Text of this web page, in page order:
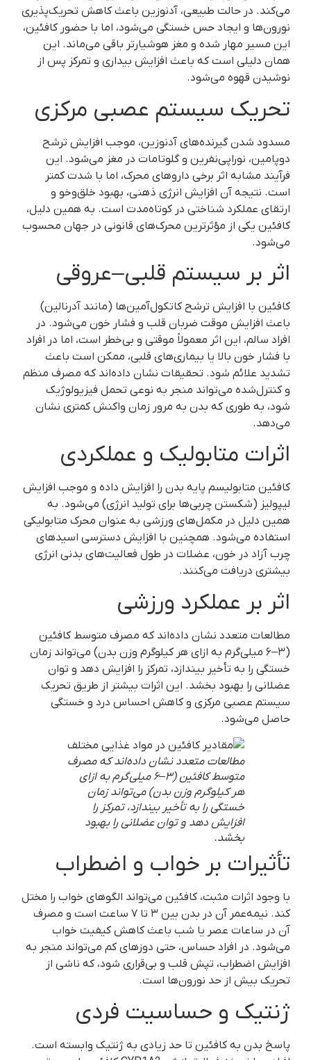
می‌کند. در حالت طبیعی، آدنوزین باعث کاهش تحریک‌پذیری
نورون‌ها و ایجاد حس خستگی می‌شود، اما با حضور کافئین،
این مسیر مهار شده و مغز هوشیارتر باقی می‌ماند. این
همان دلیلی است که باعث افزایش بیداری و تمرکز پس از
نوشیدن قهوه می‌شود.
تحریک سیستم عصبی مرکزی
مسدود شدن گیرنده‌های آدنوزین، موجب افزایش ترشح
دوپامین، نوراپی‌نفرین و گلوتامات در مغز می‌شود. این
فرآیند مشابه اثر برخی داروهای محرک، اما با شدت کمتر
است. نتیجه آن افزایش انرژی ذهنی، بهبود خلق‌و‌خو و
ارتقای عملکرد شناختی در کوتاه‌مدت است. به همین دلیل،
کافئین یکی از مؤثرترین محرک‌های قانونی در جهان محسوب
می‌شود.
اثر بر سیستم قلبی–عروقی
کافئین با افزایش ترشح کاتکول‌آمین‌ها (مانند آدرنالین)
باعث افزایش موقت ضربان قلب و فشار خون می‌شود. در
افراد سالم، این اثر معمولاً موقتی و بی‌خطر است، اما در افراد
با فشار خون بالا یا بیماری‌های قلبی، ممکن است باعث
تشدید علائم شود. تحقیقات نشان داده‌اند که مصرف منظم
و کنترل‌شده می‌تواند منجر به نوعی تحمل فیزیولوژیک
شود، به طوری که بدن به مرور زمان واکنش کمتری نشان
می‌دهد.
اثرات متابولیک و عملکردی
کافئین متابولیسم پایه بدن را افزایش داده و موجب افزایش
لیپولیز (شکستن چربی‌ها برای تولید انرژی) می‌شود. به
همین دلیل در مکمل‌های ورزشی به عنوان محرک متابولیکی
استفاده می‌شود. همچنین با افزایش دسترسی اسیدهای
چرب آزاد در خون، عضلات در طول فعالیت‌های بدنی انرژی
بیشتری دریافت می‌کنند.
اثر بر عملکرد ورزشی
مطالعات متعدد نشان داده‌اند که مصرف متوسط کافئین
(۳–۶ میلی‌گرم به ازای هر کیلوگرم وزن بدن) می‌تواند زمان
خستگی را به تأخیر بیندازد، تمرکز را افزایش دهد و توان
عضلانی را بهبود بخشد. این اثرات بیشتر از طریق تحریک
سیستم عصبی مرکزی و کاهش احساس درد و خستگی
حاصل می‌شود.
مطالعات متعدد نشان داده‌اند که مصرف
متوسط کافئین (۳–۶ میلی‌گرم به ازای
هر کیلوگرم وزن بدن) می‌تواند زمان
خستگی را به تأخیر بیندازد، تمرکز را
افزایش دهد و توان عضلانی را بهبود
بخشد.
تأثیرات بر خواب و اضطراب
با وجود اثرات مثبت، کافئین می‌تواند الگوهای خواب را مختل
کند. نیمه‌عمر آن در بدن بین ۳ تا ۷ ساعت است و مصرف
آن در ساعات عصر یا شب باعث کاهش کیفیت خواب
می‌شود. در افراد حساس، حتی دوزهای کم می‌تواند منجر به
افزایش اضطراب، تپش قلب و بی‌قراری شود، که ناشی از
تحریک بیش از حد نورون‌ها است.
ژنتیک و حساسیت فردی
پاسخ بدن به کافئین تا حد زیادی به ژنتیک وابسته است.